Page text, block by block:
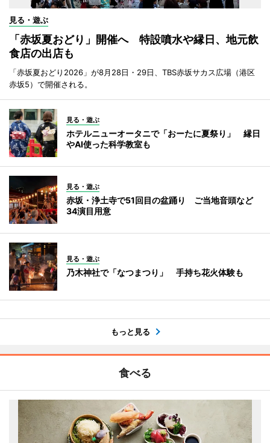
見る・遊ぶ
「赤坂夏おどり」開催へ 特設噴水や縁日、地元飲
食店の出店も
「赤坂夏おどり2026」が8月28日・29日、TBS赤坂サカス広場（港区
赤坂5）で開催される。
見る・遊ぶ
ホテルニューオータニで「おーたに夏祭り」 縁日
やAI使った科学教室も
見る・遊ぶ
赤坂・浄土寺で51回目の盆踊り ご当地音頭など
34演目用意
見る・遊ぶ
乃木神社で「なつまつり」 手持ち花火体験も
もっと見る
食べる